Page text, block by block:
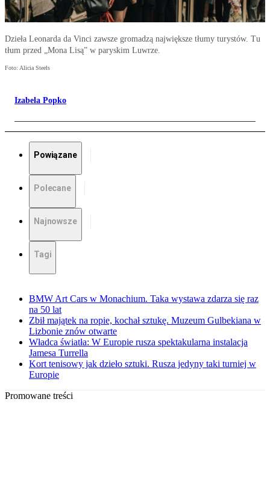
Dzieła Leonarda da Vinci zawsze gromadzą największe tłumy turystów. Tu
tłum przed „Mona Lisą” w paryskim Luwrze.
Foto: Alicia Steels
Izabela Popko
Powiązane
Polecane
Najnowsze
Tagi
BMW Art Cars w Monachium. Taka wystawa zdarza się raz
na 50 lat
Zbił majątek na ropie, kochał sztukę. Muzeum Gulbekiana w
Lizbonie znów otwarte
Władca światła: W Europie rusza spektakularna instalacja
Jamesa Turrella
Kort tenisowy jak dzieło sztuki. Rusza jedyny taki turniej w
Europie
Promowane treści